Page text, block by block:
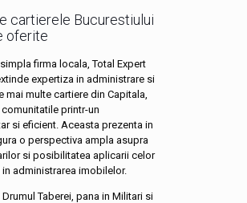
cartierele Bucurestiului
oferite
firma locala, Total Expert
expertiza in administrare si
mai multe cartiere din Capitala,
printr-un
si eficient. Aceasta prezenta in
o perspectiva ampla asupra
si posibilitatea aplicarii celor
administrarea imobilelor.
Taberei, pana in Militari si